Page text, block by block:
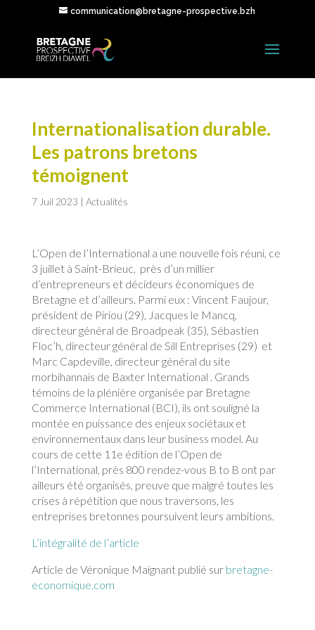
communication@bretagne-prospective.bzh
Internationalisation durable.
Les patrons bretons
témoignent
7 Juil 2023 | Actualités
L’Open de l’International a une nouvelle fois réuni, ce
3 juillet à Saint-Brieuc, près d’un millier
d’entrepreneurs et décideurs économiques de
Bretagne et d’ailleurs. Parmi eux : Vincent Faujour,
président de Piriou (29), Jacques le Mancq,
directeur général de Broadpeak (35), Sébastien
Floc’h, directeur général de Sill Entreprises (29) et
Marc Capdeville, directeur général du site
morbihannais de Baxter International . Grands
témoins de la plénière organisée par Bretagne
Commerce International (BCI), ils ont souligné la
montée en puissance des enjeux sociétaux et
environnementaux dans leur business model. Au
cours de cette 11e édition de l’Open de
l’International, près 800 rendez-vous B to B ont par
ailleurs été organisés, preuve que malgré toutes les
crises à répétition que nous traversons, les
entreprises bretonnes poursuivent leurs ambitions.
L’intégralité de l’article
Article de Véronique Maignant publié sur bretagne-
economique.com